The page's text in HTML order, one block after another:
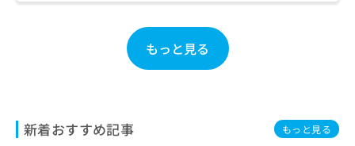
もっと見る
新着おすすめ記事 もっと見る
こ
ち